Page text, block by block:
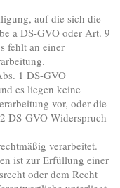
auf die sich die
a DS-GVO oder Art. 9
fehlt an einer
1 DS-GVO
es liegen keine
vor, oder die
DS-GVO Widerspruch
verarbeitet.
ist zur Erfüllung einer
oder dem Recht